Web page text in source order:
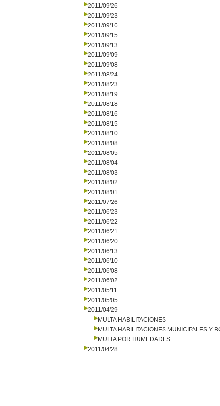
2011/09/26
2011/09/23
2011/09/16
2011/09/15
2011/09/13
2011/09/09
2011/09/08
2011/08/24
2011/08/23
2011/08/19
2011/08/18
2011/08/16
2011/08/15
2011/08/10
2011/08/08
2011/08/05
2011/08/04
2011/08/03
2011/08/02
2011/08/01
2011/07/26
2011/06/23
2011/06/22
2011/06/21
2011/06/20
2011/06/13
2011/06/10
2011/06/08
2011/06/02
2011/05/11
2011/05/05
2011/04/29
MULTA HABILITACIONES
MULTA HABILITACIONES MUNICIPALES Y
MULTA POR HUMEDADES
2011/04/28